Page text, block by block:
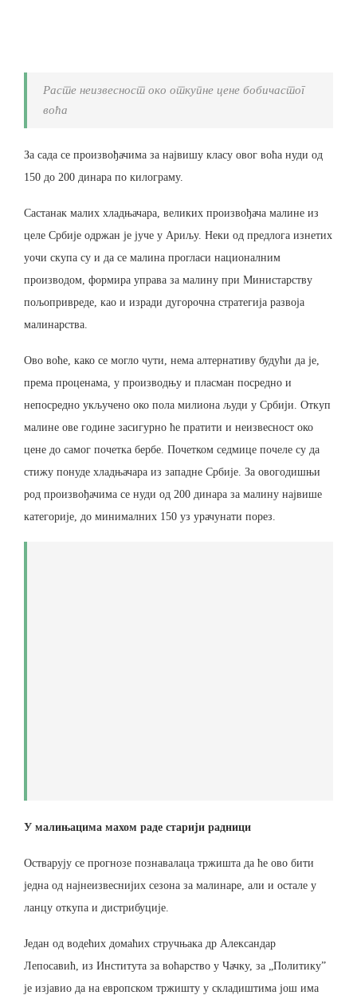
Расте неизвесност око откупне цене бобичастог
воћа
За сада се произвођачима за највишу класу овог воћа нуди од
150 до 200 динара по килограму.
Састанак малих хладњачара, великих произвођача малине из
целе Србије одржан је јуче у Ариљу. Неки од предлога изнетих
уочи скупа су и да се малина прогласи националним
производом, формира управа за малину при Министарству
пољопривреде, као и изради дугорочна стратегија развоја
малинарства.
Ово воће, како се могло чути, нема алтернативу будући да је,
према проценама, у производњу и пласман посредно и
непосредно укључено око пола милиона људи у Србији. Откуп
малине ове године засигурно ће пратити и неизвесност око
цене до самог почетка бербе. Почетком седмице почеле су да
стижу понуде хладњачара из западне Србије. За овогодишњи
род произвођачима се нуди од 200 динара за малину највише
категорије, до минималних 150 уз урачунати порез.
У малињацима махом раде старији радници
Остварују се прогнозе познавалаца тржишта да ће ово бити
једна од најнеизвеснијих сезона за малинаре, али и остале у
ланцу откупа и дистрибуције.
Један од водећих домаћих стручњака др Александар
Лепосавић, из Института за воћарство у Чачку, за „Политику”
је изјавио да на европском тржишту у складиштима још има